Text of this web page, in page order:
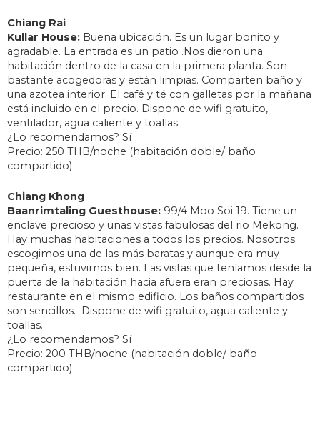
Chiang Rai
Kullar House: Buena ubicación. Es un lugar bonito y
agradable. La entrada es un patio .Nos dieron una
habitación dentro de la casa en la primera planta. Son
bastante acogedoras y están limpias. Comparten baño y
una azotea interior. El café y té con galletas por la mañana
está incluido en el precio. Dispone de wifi gratuito,
ventilador, agua caliente y toallas.
¿Lo recomendamos? Sí
Precio: 250 THB/noche (habitación doble/ baño
compartido)
Chiang Khong
Baanrimtaling Guesthouse: 99/4 Moo Soi 19. Tiene un
enclave precioso y unas vistas fabulosas del rio Mekong.
Hay muchas habitaciones a todos los precios. Nosotros
escogimos una de las más baratas y aunque era muy
pequeña, estuvimos bien. Las vistas que teníamos desde la
puerta de la habitación hacia afuera eran preciosas. Hay
restaurante en el mismo edificio. Los baños compartidos
son sencillos. Dispone de wifi gratuito, agua caliente y
toallas.
¿Lo recomendamos? Sí
Precio: 200 THB/noche (habitación doble/ baño
compartido)